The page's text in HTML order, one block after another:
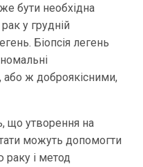
бути необхідна
у грудній
Біопсія легень
або ж доброякісними,
що утворення на
можуть допомогти
раку і метод